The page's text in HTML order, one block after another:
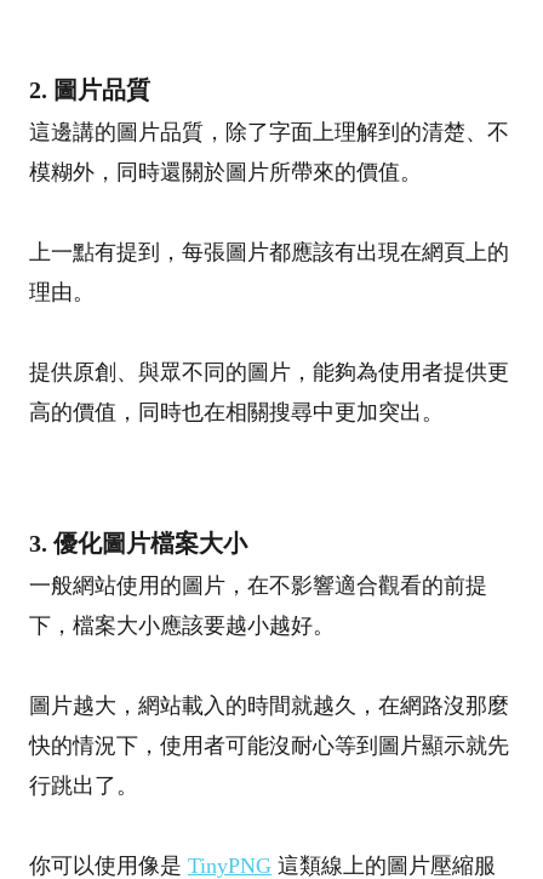
2. 圖片品質
這邊講的圖片品質，除了字面上理解到的清楚、不
模糊外，同時還關於圖片所帶來的價值。
上一點有提到，每張圖片都應該有出現在網頁上的
理由。
提供原創、與眾不同的圖片，能夠為使用者提供更
高的價值，同時也在相關搜尋中更加突出。
3. 優化圖片檔案大小
一般網站使用的圖片，在不影響適合觀看的前提
下，檔案大小應該要越小越好。
圖片越大，網站載入的時間就越久，在網路沒那麼
快的情況下，使用者可能沒耐心等到圖片顯示就先
行跳出了。
你可以使用像是 TinyPNG 這類線上的圖片壓縮服